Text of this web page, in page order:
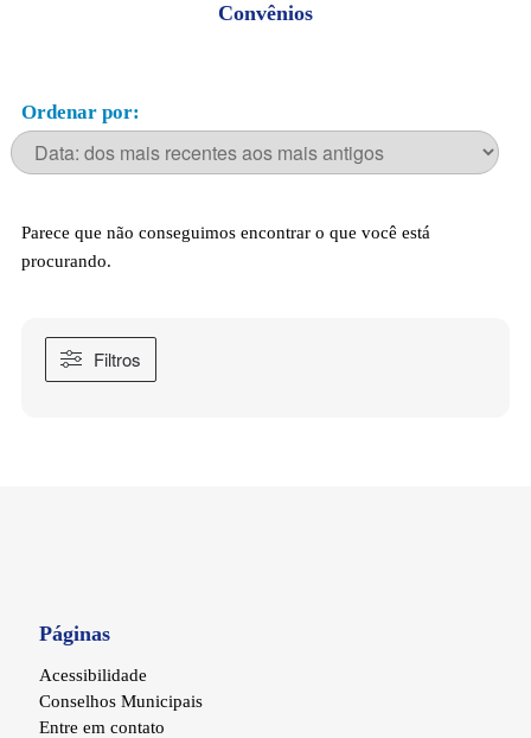
Convênios
Ordenar por:
Parece que não conseguimos encontrar o que você está
procurando.
Páginas
Acessibilidade
Conselhos Municipais
Entre em contato